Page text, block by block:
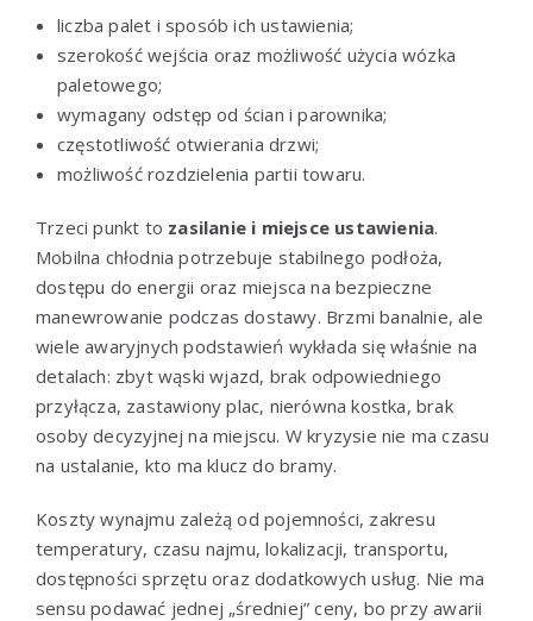
liczba palet i sposób ich ustawienia;
szerokość wejścia oraz możliwość użycia wózka
paletowego;
wymagany odstęp od ścian i parownika;
częstotliwość otwierania drzwi;
możliwość rozdzielenia partii towaru.
Trzeci punkt to zasilanie i miejsce ustawienia.
Mobilna chłodnia potrzebuje stabilnego podłoża,
dostępu do energii oraz miejsca na bezpieczne
manewrowanie podczas dostawy. Brzmi banalnie, ale
wiele awaryjnych podstawień wykłada się właśnie na
detalach: zbyt wąski wjazd, brak odpowiedniego
przyłącza, zastawiony plac, nierówna kostka, brak
osoby decyzyjnej na miejscu. W kryzysie nie ma czasu
na ustalanie, kto ma klucz do bramy.
Koszty wynajmu zależą od pojemności, zakresu
temperatury, czasu najmu, lokalizacji, transportu,
dostępności sprzętu oraz dodatkowych usług. Nie ma
sensu podawać jednej „średniej” ceny, bo przy awarii